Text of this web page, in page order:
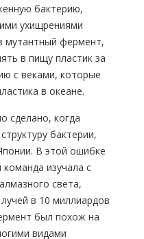
бактерию,
ухищрениями
мутантный фермент,
в пищу пластик за
с веками, которые
в океане.
сделано, когда
бактерии,
В этой ошибке
изучала с
света,
в 10 миллиардов
был похож на
видами